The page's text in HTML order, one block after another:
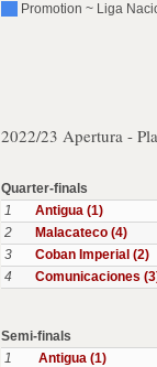
Promotion ~ Liga
2022/23 Apertura -
Quarter-finals
1
Antigua (1)
2
Malacateco (4)
3
Coban Imperial (2)
4
Comunicaciones
Semi-finals
1
Antigua (1)